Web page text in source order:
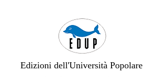
Edizioni dell'Università Popolare